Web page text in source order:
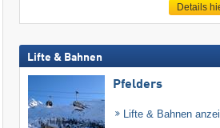
Details
Lifte & Bahnen
Pfelders
Lifte & Bahnen